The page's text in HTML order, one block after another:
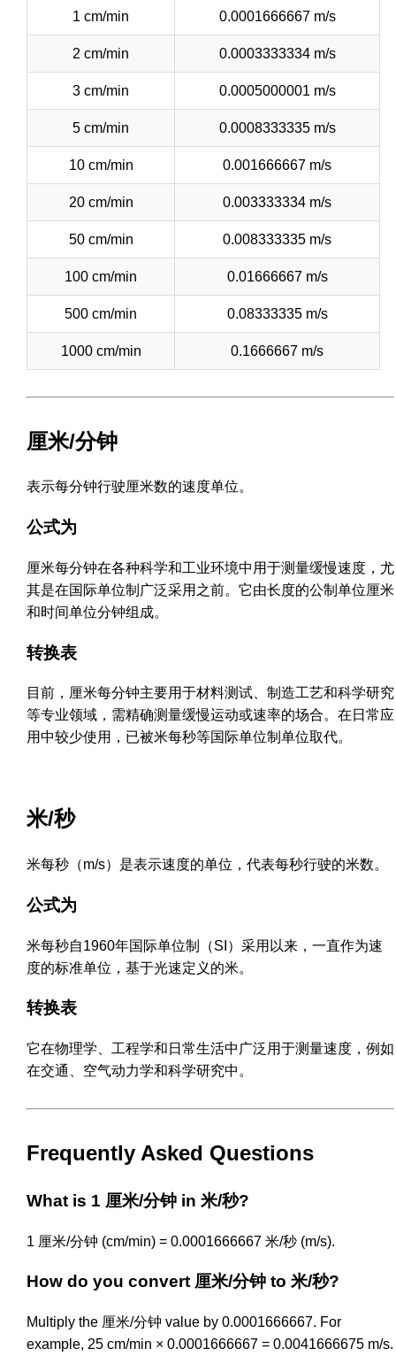
1 cm/min 0.0001666667 m/s
2 cm/min 0.0003333334 m/s
3 cm/min 0.0005000001 m/s
5 cm/min 0.0008333335 m/s
10 cm/min 0.001666667 m/s
20 cm/min 0.003333334 m/s
50 cm/min 0.008333335 m/s
100 cm/min 0.01666667 m/s
500 cm/min 0.08333335 m/s
1000 cm/min 0.1666667 m/s
厘米/分钟
表示每分钟行驶厘米数的速度单位。
公式为
厘米每分钟在各种科学和工业环境中用于测量缓慢速度，尤
其是在国际单位制广泛采用之前。它由长度的公制单位厘米
和时间单位分钟组成。
转换表
目前，厘米每分钟主要用于材料测试、制造工艺和科学研究
等专业领域，需精确测量缓慢运动或速率的场合。在日常应
用中较少使用，已被米每秒等国际单位制单位取代。
米/秒
米每秒（m/s）是表示速度的单位，代表每秒行驶的米数。
公式为
米每秒自1960年国际单位制（SI）采用以来，一直作为速
度的标准单位，基于光速定义的米。
转换表
它在物理学、工程学和日常生活中广泛用于测量速度，例如
在交通、空气动力学和科学研究中。
Frequently Asked Questions
What is 1 厘米/分钟 in 米/秒?
1 厘米/分钟 (cm/min) = 0.0001666667 米/秒 (m/s).
How do you convert 厘米/分钟 to 米/秒?
Multiply the 厘米/分钟 value by 0.0001666667. For
example, 25 cm/min × 0.0001666667 = 0.0041666675 m/s.